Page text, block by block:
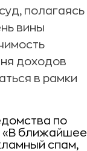
полагаясь
вины
доходов
в рамки
по
«В ближайшее
спам,